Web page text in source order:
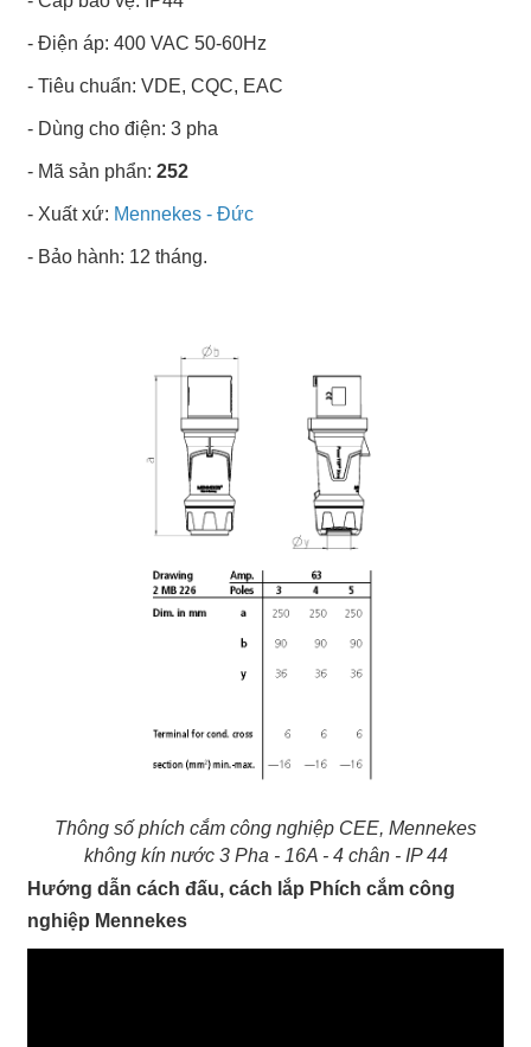
- Điện áp: 400 VAC 50-60Hz
- Tiêu chuẩn: VDE, CQC, EAC
- Dùng cho điện: 3 pha
- Mã sản phẩn: 252
- Xuất xứ: Mennekes - Đức
- Bảo hành: 12 tháng.
Thông số phích cắm công nghiệp CEE, Mennekes
không kín nước 3 Pha - 16A - 4 chân - IP 44
Hướng dẫn cách đấu, cách lắp Phích cắm công
nghiệp Mennekes